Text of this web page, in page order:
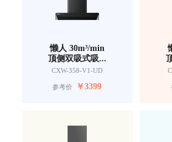
懒人 30m³/min
顶侧双吸式吸...
CXW-358-V1-UD
参考价 ￥3399